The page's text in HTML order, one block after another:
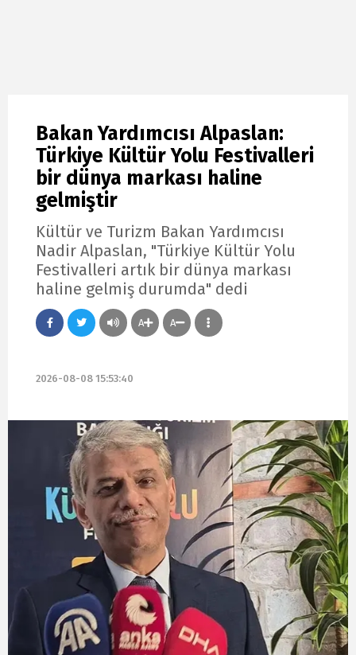
Bakan Yardımcısı Alpaslan:
Türkiye Kültür Yolu Festivalleri
bir dünya markası haline
gelmiştir
Kültür ve Turizm Bakan Yardımcısı
Nadir Alpaslan, "Türkiye Kültür Yolu
Festivalleri artık bir dünya markası
haline gelmiş durumda" dedi
A A
2026-08-08 15:53:40